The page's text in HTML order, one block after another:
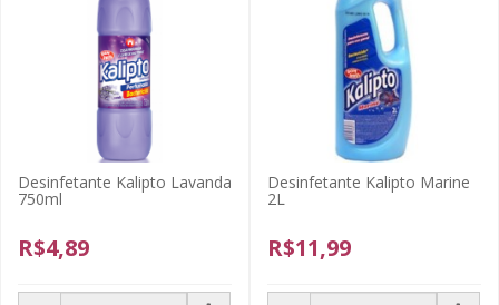
Desinfetante Kalipto Lavanda
750ml
R$4,89
Desinfetante Kalipto Marine
2L
R$11,99